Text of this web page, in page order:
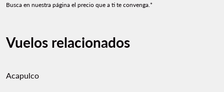
Busca en nuestra página el precio que a ti te convenga.*
Vuelos relacionados
Acapulco